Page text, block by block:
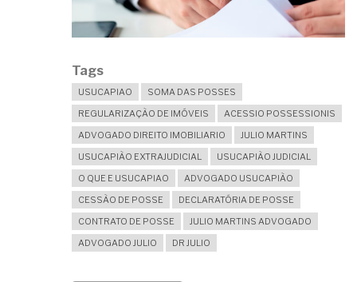
Tags
USUCAPIAO
SOMA DAS POSSES
REGULARIZAÇÃO DE IMÓVEIS
ACESSIO POSSESSIONIS
ADVOGADO DIREITO IMOBILIARIO
JULIO MARTINS
USUCAPIÃO EXTRAJUDICIAL
USUCAPIÃO JUDICIAL
O QUE E USUCAPIAO
ADVOGADO USUCAPIÃO
CESSÃO DE POSSE
DECLARATÓRIA DE POSSE
CONTRATO DE POSSE
JULIO MARTINS ADVOGADO
ADVOGADO JULIO
DR JULIO